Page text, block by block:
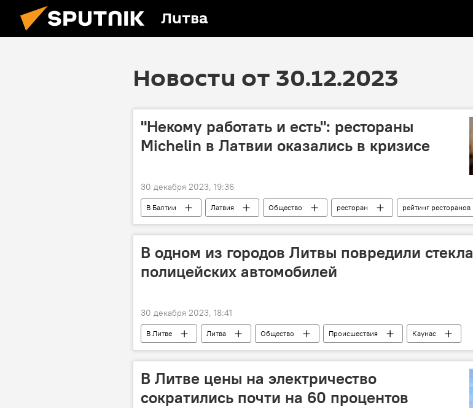
Литва
Новости от 30.12.2023
"Некому работать и есть": рестораны
Michelin в Латвии оказались в кризисе
30 декабря 2023, 19:36
В Балтии Латвия Общество ресторан
рейтинг ресторанов
Michelin
финансы долг
В одном из городов Литвы повредили стекла
полицейских автомобилей
30 декабря 2023, 18:41
В Литве Литва Общество Происшествия
Каунас
полиция Литвы
автомобиль служебный автомобиль
В Литве цены на электричество
сократились почти на 60 процентов